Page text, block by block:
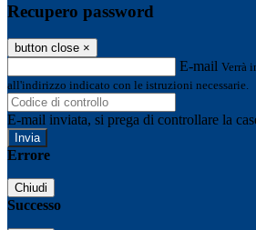
Recupero password
button close ×
E-mail Verrà
all'indirizzo indicato con le istruzioni necessarie.
E-mail inviata, si prega di controllare la
Errore
Chiudi
Successo